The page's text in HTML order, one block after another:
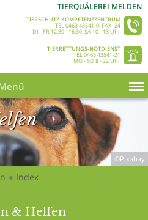
TIERQUÄLEREI MELDEN
TIERSCHUTZ-KOMPETENZZENTRUM
TEL 0463 43541-0, FAX -24
DI - FR 12.30 - 16:30, SA 10 - 13 Uhr
TIERRETTUNGS-NOTDIENST
TEL 0463 43541-21
MO - SO 8 - 22 Uhr
©Pixabay
● Index
& Helfen